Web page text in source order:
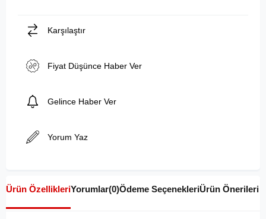
Karşılaştır
Fiyat Düşünce Haber Ver
Gelince Haber Ver
Yorum Yaz
Ürün ÖzellikleriYorumlar(0)Ödeme SeçenekleriÜrün Önerileri